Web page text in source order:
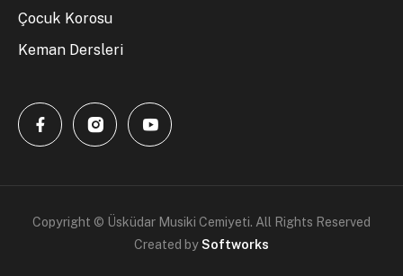
Çocuk Korosu
Keman Dersleri
Copyright © Üsküdar Musiki Cemiyeti. All Rights Reserved
Created bySoftworks